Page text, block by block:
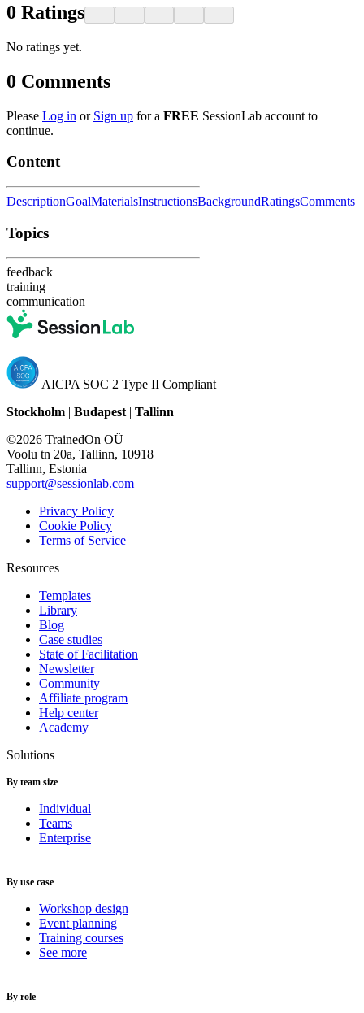
0 Ratings
No ratings yet.
0 Comments
Please Log in or Sign up for a FREE SessionLab account to
continue.
Content
DescriptionGoalMaterialsInstructionsBackgroundRatingsComments
Topics
feedback
training
communication
AICPA SOC 2 Type II Compliant
Stockholm | Budapest| Tallinn
©2026 TrainedOn OÜ
Voolu tn 20a, Tallinn, 10918
Tallinn, Estonia
support@sessionlab.com
Privacy Policy
Cookie Policy
Terms of Service
Resources
Templates
Library
Blog
Case studies
State of Facilitation
Newsletter
Community
Affiliate program
Help center
Academy
Solutions
By team size
Individual
Teams
Enterprise
By use case
Workshop design
Event planning
Training courses
See more
By role